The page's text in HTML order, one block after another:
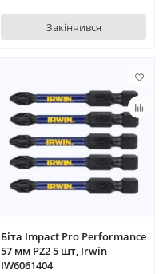
Закінчився
Біта Impact Pro Performance
57 мм PZ2 5 шт, Irwin
IW6061404